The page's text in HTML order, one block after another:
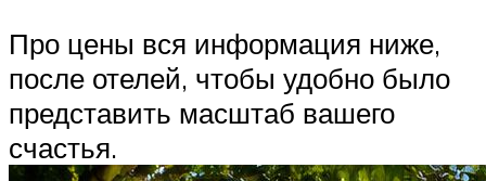
Про цены вся информация ниже,
после отелей, чтобы удобно было
представить масштаб вашего
счастья.